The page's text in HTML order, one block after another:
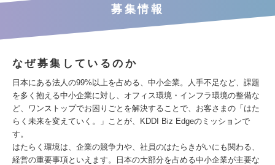
募集情報
なぜ募集しているのか
日本にある法人の99%以上を占める、中小企業。人手不足など、課題
を多く抱える中小企業に対し、オフィス環境・インフラ環境の整備な
ど、ワンストップでお困りごとを解決することで、お客さまの「はた
らく未来を変えていく。」ことが、KDDI Biz Edgeのミッションで
す。
はたらく環境は、企業の競争力や、社員のはたらきがいにも関わる、
経営の重要事項といえます。日本の大部分を占める中小企業が主要な